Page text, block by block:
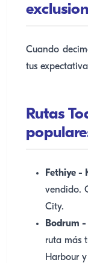
Cuando
tus
Rutas
Fethiye -
vendido.
City.
Bodrum -
ruta más
Harbour